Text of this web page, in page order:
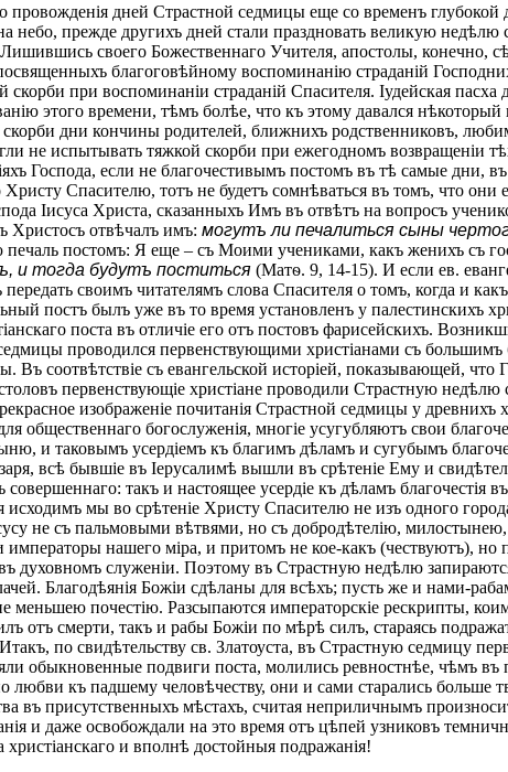
дней Страстной седмицы еще со временъ глубокой
небо, прежде другихъ дней стали праздновать великую недѣлю
своего Божественнаго Учителя, апостолы, конечно,
благоговѣйному воспоминанію страданій
при воспоминаніи страданій Спасителя. Іудейская
этого времени, тѣмъ болѣе, что къ этому давался
дни кончины родителей, ближнихъ родственниковъ,
не испытывать тяжкой скорби при ежегодномъ возвращеніи
Господа, если не благочестивымъ постомъ въ тѣ самые дни,
Спасителю, тотъ не будетъ сомнѣваться въ томъ, что
Іисуса Христа, сказанныхъ Имъ въ отвѣтъ на вопросъ
Христосъ отвѣчалъ имъ: могутъ ли печалиться сыны
постомъ: Я еще – съ Моими учениками, какъ женихъ съ
и тогда будутъ поститься (Матѳ. 9, 14-15). И если ев.
своимъ читателямъ слова Спасителя о томъ, когда и
постъ былъ уже въ то время установленъ у палестинскихъ
поста въ отличіе его отъ постовъ фарисейскихъ.
проводился первенствующими христіанами съ
соотвѣтствіе съ евангельской исторіей, показывающей, что
первенствующіе христіане проводили Страстную недѣлю
изображеніе почитанія Страстной седмицы у
общественнаго богослуженія, многіе усугубляютъ свои
и таковымъ усердіемъ къ благимъ дѣламъ и сугубымъ
всѣ бывшіе въ Іерусалимѣ вышли въ срѣтеніе Ему и
такъ и настоящее усердіе къ дѣламъ благочестія въ
мы во срѣтеніе Христу Спасителю не изъ одного
не съ пальмовыми вѣтвями, но съ добродѣтелію,
нашего міра, и притомъ не кое-какъ (чествуютъ), но
духовномъ служеніи. Поэтому въ Страстную недѣлю
Благодѣянія Божіи сдѣланы для всѣхъ; пусть же и нами-
почестію. Разсыпаются императорскіе рескрипты,
отъ смерти, такъ и рабы Божіи по мѣрѣ силъ, стараясь
по свидѣтельству св. Златоуста, въ Страстную седмицу
обыкновенные подвиги поста, молились ревностнѣе, чѣмъ
къ падшему человѣчеству, они и сами старались больше
присутственныхъ мѣстахъ, считая неприличнымъ
и даже освобождали на это время отъ цѣпей узниковъ
и вполнѣ достойныя подражанія!